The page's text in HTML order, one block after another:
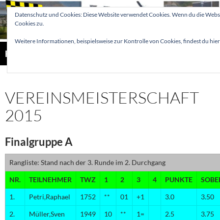
Zum
Inhalt
springen
Hellertaler Schachfreunde
VEREINSMEISTERSCHAFT
2015
Finalgruppe A
Rangliste: Stand nach der 3. Runde im 2. Durchgang
NR. TEILNEHMER TWZ 1 2 3 4 PUNKTE
1. Petri,Raphael 1752 ** 01 +1 3.0 3.50
2. Müller,Sven 1949 10 ** 1= 2.5 3.75
Datenschutz und Cookies: Diese Website verwendet Cookies. Wenn du die
Cookies zu.
Weitere Informationen, beispielsweise zur Kontrolle von Cookies, findest du